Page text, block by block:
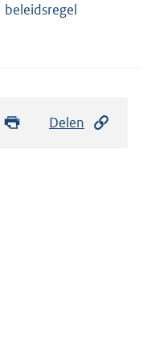
beleidsregel
Delen